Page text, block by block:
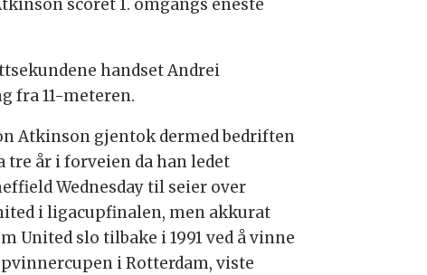
scoret 1. omgangs eneste
handset Andrei
fra 11-meteren.
Atkinson gjentok dermed bedriften
tre år i forveien da han ledet
Wednesday til seier over
i ligacupfinalen, men akkurat
United slo tilbake i 1991 ved å vinne
i Rotterdam, viste